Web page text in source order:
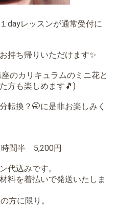
dayレッスンが通常受付に
持ち帰りいただけます✨
のカリキュラムのミニ花と
方も楽しめます🎵)
転換？🤭に是非お楽しみく
間半 5,200円
代込みです。
料を着払いで発送いたしま
方に限り。